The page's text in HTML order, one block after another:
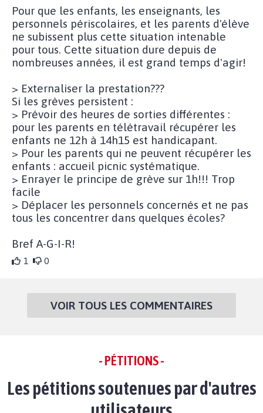
Pour que les enfants, les enseignants, les
personnels périscolaires, et les parents d'élève
ne subissent plus cette situation intenable
pour tous. Cette situation dure depuis de
nombreuses années, il est grand temps d'agir!
> Externaliser la prestation???
Si les grèves persistent :
> Prévoir des heures de sorties différentes :
pour les parents en télétravail récupérer les
enfants ne 12h à 14h15 est handicapant.
> Pour les parents qui ne peuvent récupérer les
enfants : accueil picnic systématique.
> Enrayer le principe de grève sur 1h!!! Trop
facile
> Déplacer les personnels concernés et ne pas
tous les concentrer dans quelques écoles?
Bref A-G-I-R!
1 0
VOIR TOUS LES COMMENTAIRES
- PÉTITIONS -
Les pétitions soutenues par d'autres